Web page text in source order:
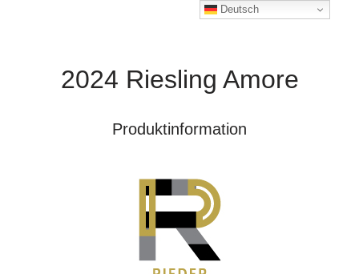
2024 Riesling Amore
Produktinformation
Deutsch